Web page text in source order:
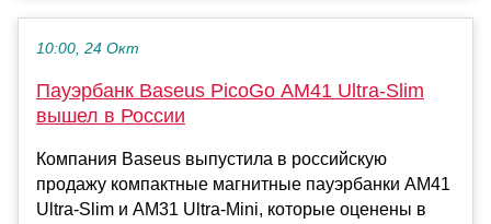
10:00, 24 Окт
Пауэрбанк Baseus PicoGo AM41 Ultra-Slim
вышел в России
Компания Baseus выпустила в российскую
продажу компактные магнитные пауэрбанки AM41
Ultra-Slim и AM31 Ultra-Mini, которые оценены в